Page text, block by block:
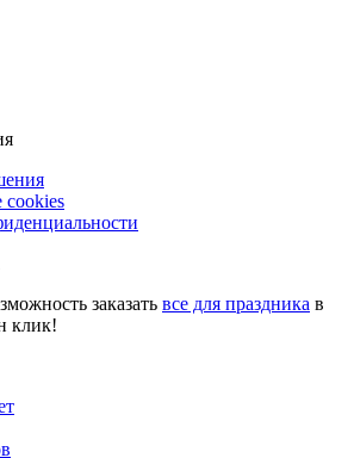
cookies
заказать все для праздника в
клик!